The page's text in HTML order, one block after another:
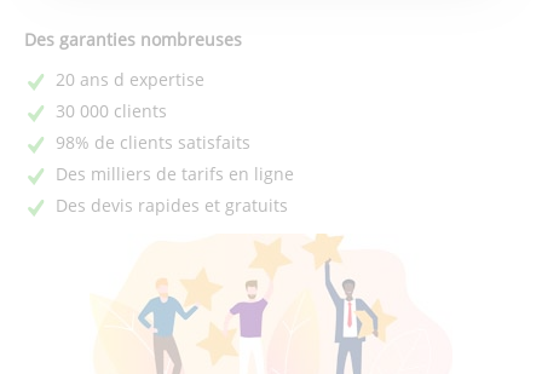
Des garanties nombreuses
20 ans d expertise
30 000 clients
98% de clients satisfaits
Des milliers de tarifs en ligne
Des devis rapides et gratuits